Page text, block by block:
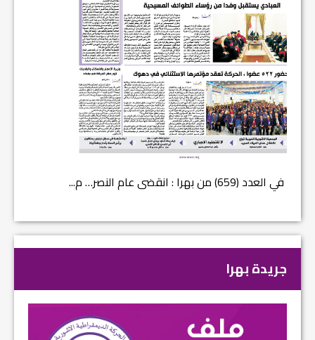
في العدد (659) من بهرا : انقضى عام النصر… م...
جريدة بهرا